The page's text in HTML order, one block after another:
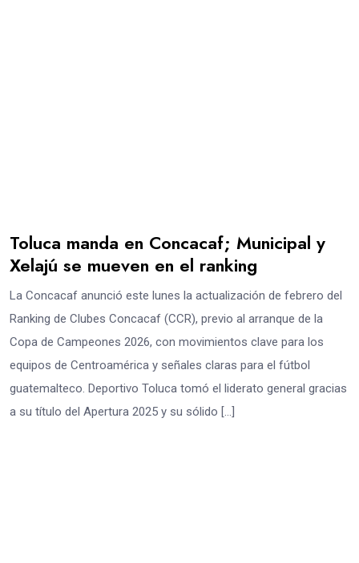
Toluca manda en Concacaf; Municipal y
Xelajú se mueven en el ranking
La Concacaf anunció este lunes la actualización de febrero del
Ranking de Clubes Concacaf (CCR), previo al arranque de la
Copa de Campeones 2026, con movimientos clave para los
equipos de Centroamérica y señales claras para el fútbol
guatemalteco. Deportivo Toluca tomó el liderato general gracias
a su título del Apertura 2025 y su sólido […]